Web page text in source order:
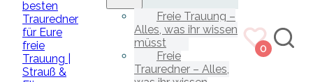
Freie Trauung –
Alles, was ihr wissen
müsst
Freie
Trauredner – Alles,
0